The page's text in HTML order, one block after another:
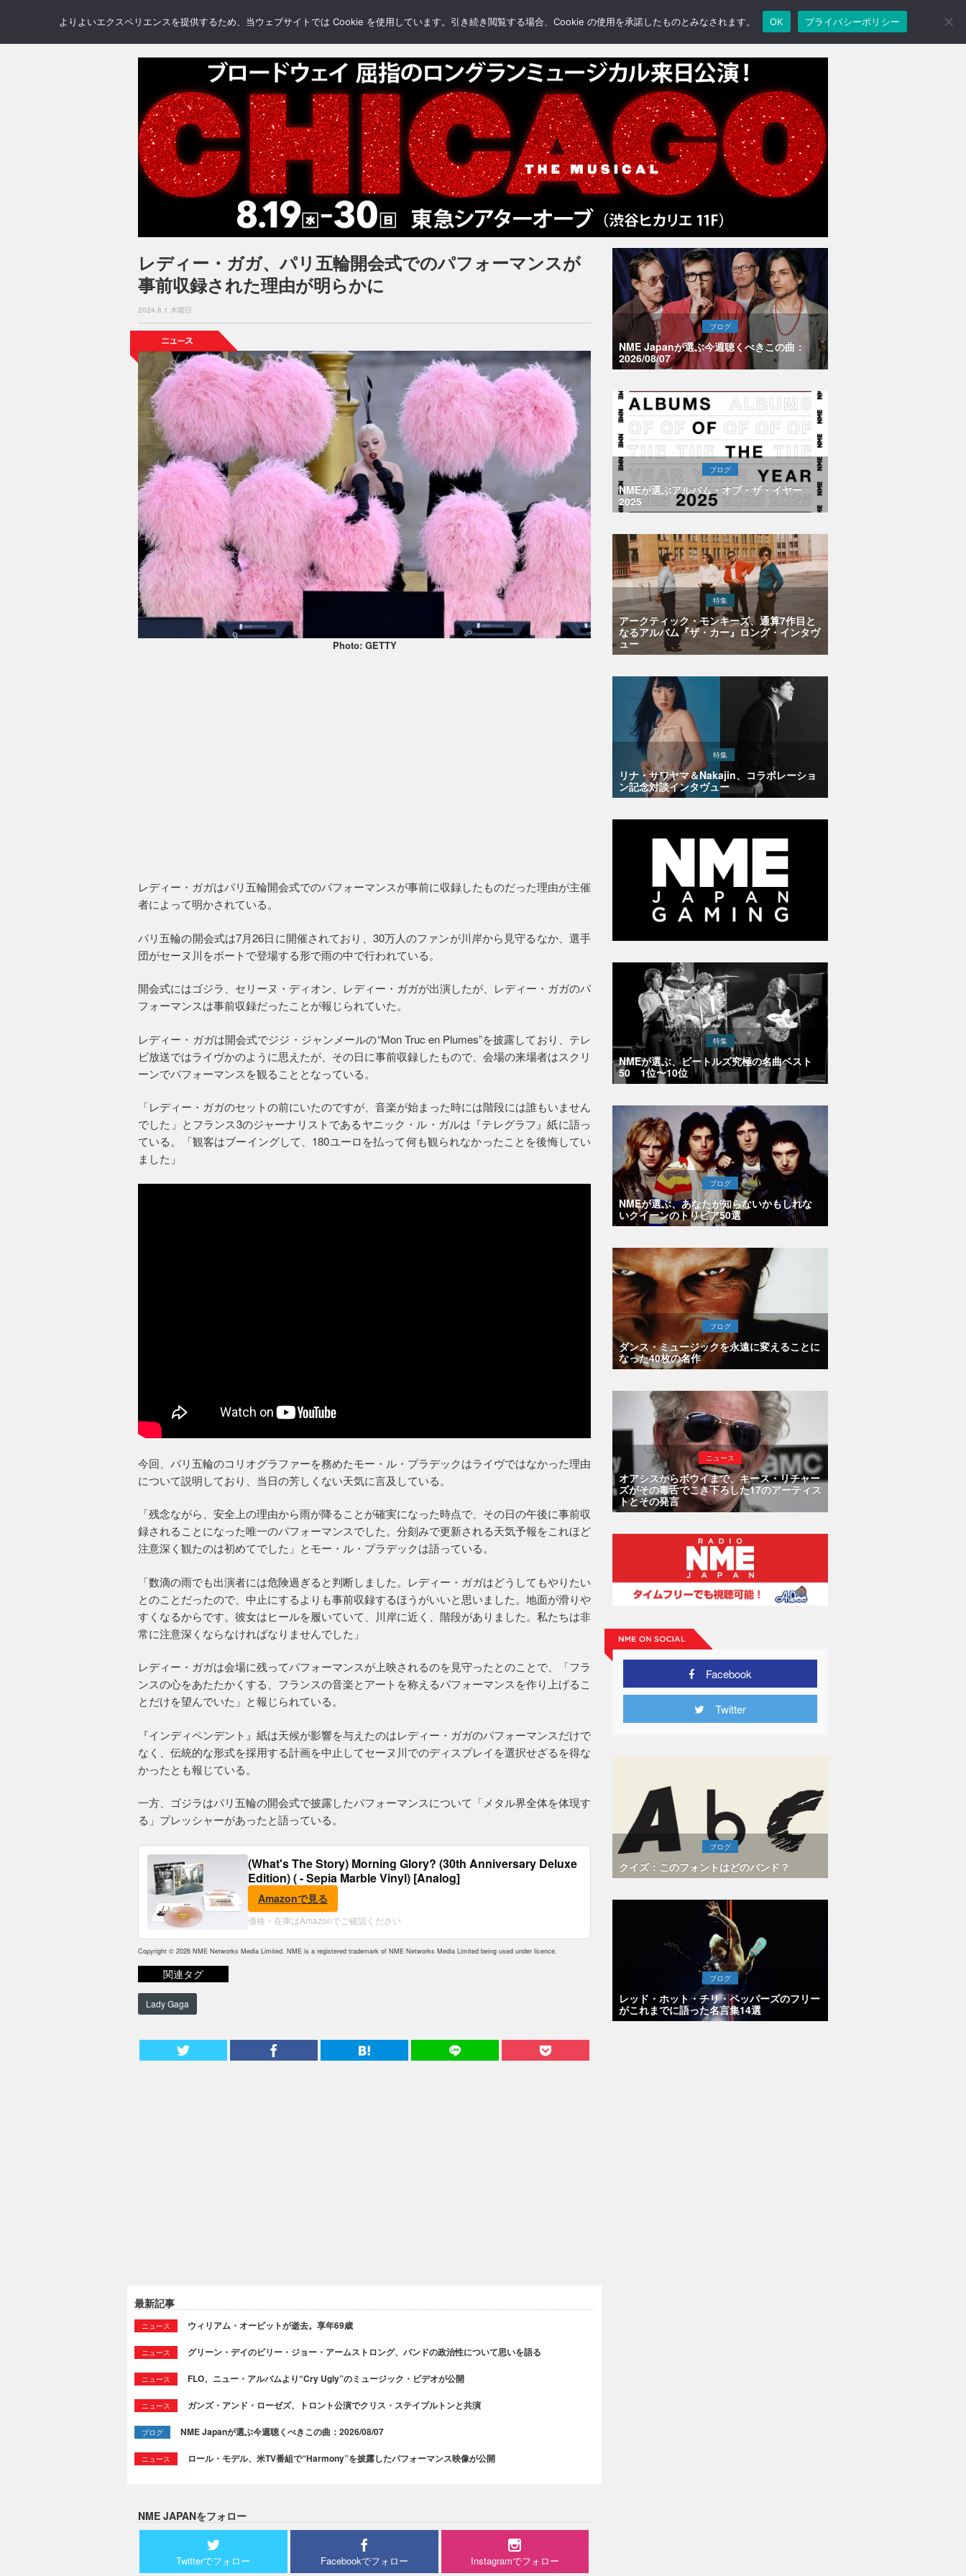
NEWS REVIEWS GALLERY BLOGS FEATURE
レディー・ガガ、パリ五輪開会式でのパフォーマンスが
事前収録された理由が明らかに
2024.8.1 木曜日
Photo: GETTY
レディー・ガガはパリ五輪開会式でのパフォーマンスが事前に収録したものだった理由が主催
者によって明かされている。
パリ五輪の開会式は7月26日に開催されており、30万人のファンが川岸から見守るなか、選手
団がセーヌ川をボートで登場する形で雨の中で行われている。
開会式にはゴジラ、セリーヌ・ディオン、レディー・ガガが出演したが、レディー・ガガのパ
フォーマンスは事前収録だったことが報じられていた。
レディー・ガガは開会式でジジ・ジャンメールの“Mon Truc en Plumes”を披露しており、テレ
ビ放送ではライヴかのように思えたが、その日に事前収録したもので、会場の来場者はスクリ
ーンでパフォーマンスを観ることとなっている。
「レディー・ガガのセットの前にいたのですが、音楽が始まった時には階段には誰もいません
でした」とフランス3のジャーナリストであるヤニック・ル・ガルは『テレグラフ』紙に語っ
ている。「観客はブーイングして、180ユーロを払って何も観られなかったことを後悔してい
ました」
今回、パリ五輪のコリオグラファーを務めたモー・ル・プラデックはライヴではなかった理由
について説明しており、当日の芳しくない天気に言及している。
「残念ながら、安全上の理由から雨が降ることが確実になった時点で、その日の午後に事前収
録されることになった唯一のパフォーマンスでした。分刻みで更新される天気予報をこれほど
注意深く観たのは初めてでした」とモー・ル・プラデックは語っている。
「数滴の雨でも出演者には危険過ぎると判断しました。レディー・ガガはどうしてもやりたい
とのことだったので、中止にするよりも事前収録するほうがいいと思いました。地面が滑りや
すくなるからです。彼女はヒールを履いていて、川岸に近く、階段がありました。私たちは非
常に注意深くならなければなりませんでした」
レディー・ガガは会場に残ってパフォーマンスが上映されるのを見守ったとのことで、「フラ
ンスの心をあたたかくする、フランスの音楽とアートを称えるパフォーマンスを作り上げるこ
とだけを望んでいた」と報じられている。
『インディペンデント』紙は天候が影響を与えたのはレディー・ガガのパフォーマンスだけで
なく、伝統的な形式を採用する計画を中止してセーヌ川でのディスプレイを選択せざるを得な
かったとも報じている。
一方、ゴジラはパリ五輪の開会式で披露したパフォーマンスについて「メタル界全体を体現す
る」プレッシャーがあったと語っている。
(What's The Story) Morning Glory? (30th Anniversary Deluxe
Edition) ( - Sepia Marble Vinyl) [Analog]
Amazonで見る
価格・在庫はAmazonでご確認ください
Copyright © 2026 NME Networks Media Limited. NME is a registered trademark of NME Networks Media Limited being used under licence.
関連タグ
Lady Gaga
最新記事
ニュース ウィリアム・オービットが逝去。享年69歳
ニュース グリーン・デイのビリー・ジョー・アームストロング、バンドの政治性について思いを語る
ニュース FLO、ニュー・アルバムより“Cry Ugly”のミュージック・ビデオが公開
ニュース ガンズ・アンド・ローゼズ、トロント公演でクリス・ステイプルトンと共演
ブログ NME Japanが選ぶ今週聴くべきこの曲：2026/08/07
ニュース ロール・モデル、米TV番組で“Harmony”を披露したパフォーマンス映像が公開
NME JAPANをフォロー
Twitterでフォロー Facebookでフォロー Instagramでフォロー
ブログ
NME Japanが選ぶ今週聴くべきこの曲：
2026/08/07
ブログ
NMEが選ぶアルバム・オブ・ザ・イヤー
2025
特集
アークティック・モンキーズ、通算7作目と
なるアルバム『ザ・カー』ロング・インタヴ
ュー
特集
リナ・サワヤマ＆Nakajin、コラボレーショ
ン記念対談インタヴュー
特集
NMEが選ぶ、ビートルズ究極の名曲ベスト
50 1位〜10位
ブログ
NMEが選ぶ、あなたが知らないかもしれな
いクイーンのトリビア50選
ブログ
ダンス・ミュージックを永遠に変えることに
なった40枚の名作
ニュース
オアシスからボウイまで、キース・リチャー
ズがその毒舌でこき下ろした17のアーティス
トとその発言
Facebook
Twitter
ブログ
クイズ：このフォントはどのバンド？
ブログ
レッド・ホット・チリ・ペッパーズのフリー
がこれまでに語った名言集14選
よりよいエクスペリエンスを提供するため、当ウェブサイトでは Cookie を使用しています。引き続き閲覧する場合、Cookie の使用を承諾したものとみなされます。 OK プライバシーポリシー